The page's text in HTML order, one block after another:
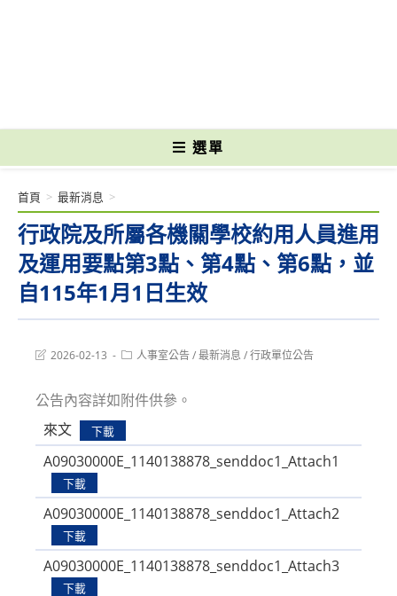
選單
行政院及所屬各機關學校約用人員進用
及運用要點第3點、第4點、第6點，並
自115年1月1日生效
首頁 > 最新消息 >
Post2026-02-13
Post人事室公告/最新消息 /行政單位公告
公告內容詳如附件供參。
來文
下載
A09030000E_1140138878_senddoc1_Attach1
下載
A09030000E_1140138878_senddoc1_Attach2
下載
A09030000E_1140138878_senddoc1_Attach3
下載